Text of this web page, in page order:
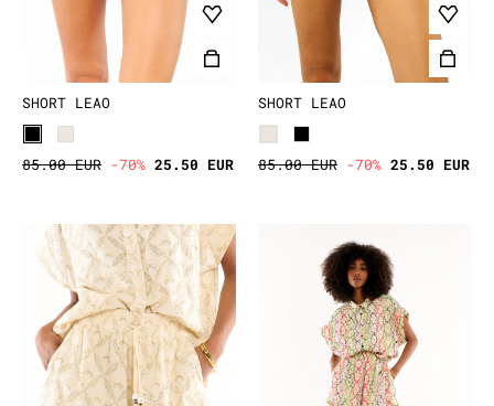
SHORT LEAO
85.00 EUR -70% 25.50 EUR
SHORT LEAO
85.00 EUR -70% 25.50 EUR